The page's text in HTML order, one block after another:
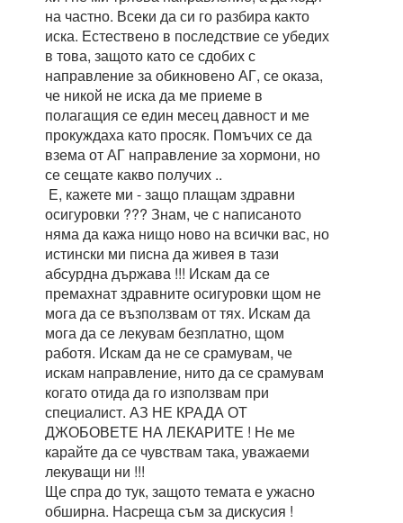
на частно. Всеки да си го разбира както
иска. Естествено в последствие се убедих
в това, защото като се сдобих с
направление за обикновено АГ, се оказа,
че никой не иска да ме приеме в
полагащия се един месец давност и ме
прокуждаха като просяк. Помъчих се да
взема от АГ направление за хормони, но
се сещате какво получих ..
Е, кажете ми - защо плащам здравни
осигуровки ??? Знам, че с написаното
няма да кажа нищо ново на всички вас, но
истински ми писна да живея в тази
абсурдна държава !!! Искам да се
премахнат здравните осигуровки щом не
мога да се възползвам от тях. Искам да
мога да се лекувам безплатно, щом
работя. Искам да не се срамувам, че
искам направление, нито да се срамувам
когато отида да го използвам при
специалист. АЗ НЕ КРАДА ОТ
ДЖОБОВЕТЕ НА ЛЕКАРИТЕ ! Не ме
карайте да се чувствам така, уважаеми
лекуващи ни !!!
Ще спра до тук, защото темата е ужасно
обширна. Насреща съм за дискусия !